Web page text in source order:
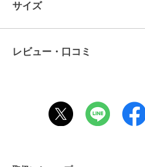
23cmをパンストで履くとジャストフ
ールの使用がオススメです。
「これからのシーズンに活躍間違い
サイズ
レビュー・口コミ